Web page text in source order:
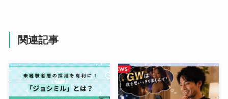
関連記事